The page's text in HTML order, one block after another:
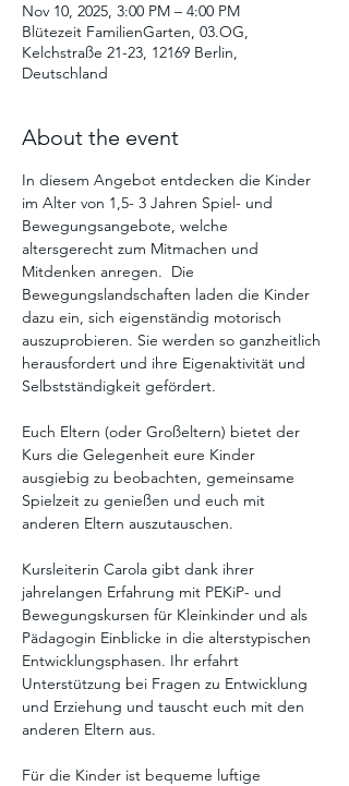
Nov 10, 2025, 3:00 PM – 4:00 PM
Blütezeit FamilienGarten, 03.OG,
Kelchstraße 21-23, 12169 Berlin,
Deutschland
About the event
In diesem Angebot entdecken die Kinder
im Alter von 1,5- 3 Jahren Spiel- und
Bewegungsangebote, welche
altersgerecht zum Mitmachen und
Mitdenken anregen.  Die
Bewegungslandschaften laden die Kinder
dazu ein, sich eigenständig motorisch
auszuprobieren. Sie werden so ganzheitlich
herausfordert und ihre Eigenaktivität und
Selbstständigkeit gefördert.
Euch Eltern (oder Großeltern) bietet der
Kurs die Gelegenheit eure Kinder
ausgiebig zu beobachten, gemeinsame
Spielzeit zu genießen und euch mit
anderen Eltern auszutauschen.
Kursleiterin Carola gibt dank ihrer
jahrelangen Erfahrung mit PEKiP- und
Bewegungskursen für Kleinkinder und als
Pädagogin Einblicke in die alterstypischen
Entwicklungsphasen. Ihr erfahrt
Unterstützung bei Fragen zu Entwicklung
und Erziehung und tauscht euch mit den
anderen Eltern aus.
Für die Kinder ist bequeme luftige